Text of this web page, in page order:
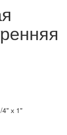
4" х 1"